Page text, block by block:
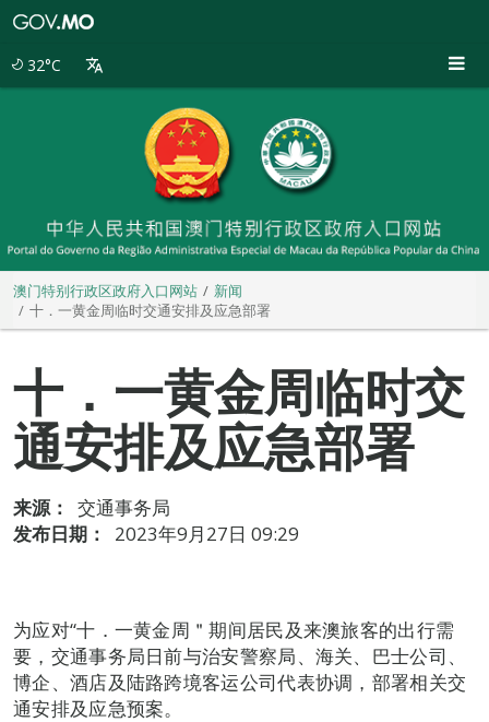
32°C
澳门特别行政区政府入口网站
新闻
十．一黄金周临时交通安排及应急部署
十．一黄金周临时交
通安排及应急部署
来源：
交通事务局
发布日期：
2023年9月27日 09:29
为应对“十．一黄金周＂期间居民及来澳旅客的出行需
要，交通事务局日前与治安警察局、海关、巴士公司、
博企、酒店及陆路跨境客运公司代表协调，部署相关交
通安排及应急预案。